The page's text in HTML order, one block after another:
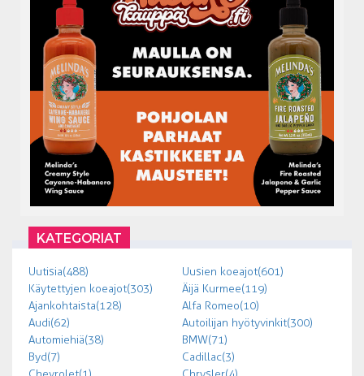
KATEGORIAT
Uutisia (488)
Uusien koeajot (601)
Käytettyjen koeajot (303)
Äijä Kurmee (119)
Ajankohtaista (128)
Alfa Romeo (10)
Audi (62)
Autoilijan hyötyvinkit (300)
Automiehiä (38)
BMW (71)
Byd (7)
Cadillac (3)